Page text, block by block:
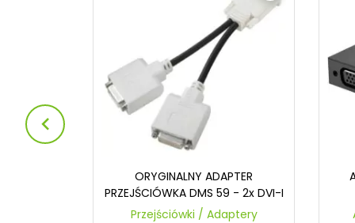

ORYGINALNY ADAPTER
PRZEJŚCIÓWKA DMS 59 - 2x DVI-I
Przejściówki / Adaptery